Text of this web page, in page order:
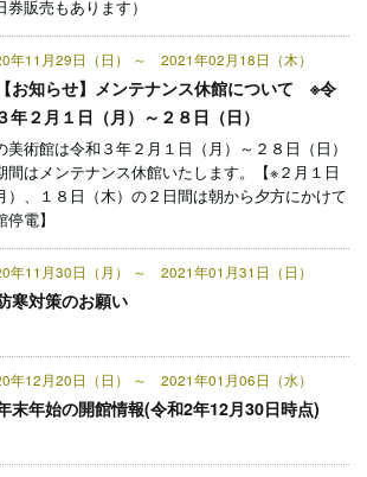
券販売もあります）
年11月29日（日） ～ 2021年02月18日（木）
【お知らせ】メンテナンス休館について ※令
年２月１日（月）～２８日（日）
美術館は令和３年２月１日（月）～２８日（日）
間はメンテナンス休館いたします。【※２月１日
）、１８日（木）の２日間は朝から夕方にかけて
停電】
年11月30日（月） ～ 2021年01月31日（日）
寒対策のお願い
年12月20日（日） ～ 2021年01月06日（水）
末年始の開館情報(令和2年12月30日時点)